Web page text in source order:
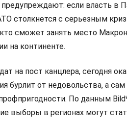
если власть в
столкнется с серьезным
сможет занять место
на континенте.
на пост канцлера, сегодня
бурлит от недовольства, а
По данным
выборы в регионах могут